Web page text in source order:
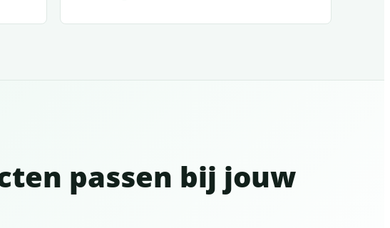
passen bij jouw